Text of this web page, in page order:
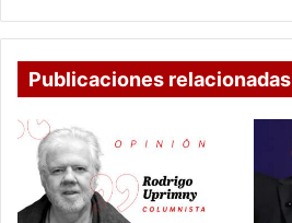
Brasil
Publicaciones relacionadas